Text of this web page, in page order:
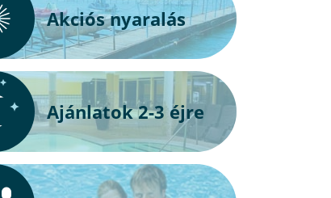
Akciós nyaralás
Ajánlatok 2-3 éjre